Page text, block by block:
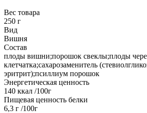
Вес товара
250 г
Вид
Вишня
Состав
плоды вишни;порошок свеклы;плоды
клетчатка;сахарозаменитель
эритрит);псиллиум порошок
Энергетическая ценность
140 ккал /100г
Пищевая ценность белки
6,3 г /100г